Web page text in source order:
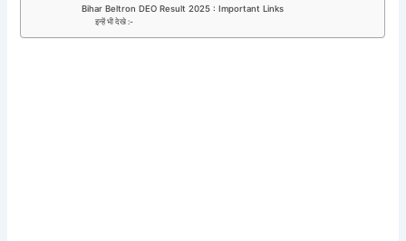
Bihar Beltron DEO Result 2025 : Important Links
इन्हें भी देखे :-